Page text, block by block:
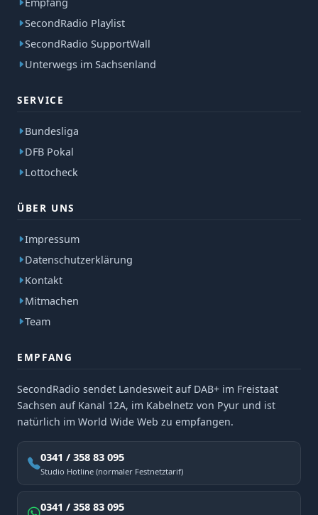
SecondRadio Playlist
SecondRadio SupportWall
Unterwegs im Sachsenland
SERVICE
Bundesliga
DFB Pokal
Lottocheck
ÜBER UNS
Impressum
Datenschutzerklärung
Kontakt
Mitmachen
Team
EMPFANG
SecondRadio sendet Landesweit auf DAB+ im Freistaat
Sachsen auf Kanal 12A, im Kabelnetz von Pyur und ist
natürlich im World Wide Web zu empfangen.
0341 / 358 83 095
Studio Hotline (normaler Festnetztarif)
0341 / 358 83 095